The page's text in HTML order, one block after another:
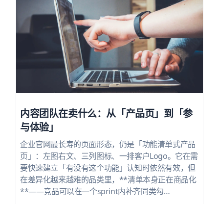
内容团队在卖什么：从「产品页」到「参
与体验」
企业官网最长寿的页面形态，仍是「功能清单式产品
页」：左图右文、三列图标、一排客户Logo。它在需
要快速建立「有没有这个功能」认知时依然有效，但
在差异化越来越难的品类里，**清单本身正在商品化
**——竞品可以在一个sprint内补齐同类勾…